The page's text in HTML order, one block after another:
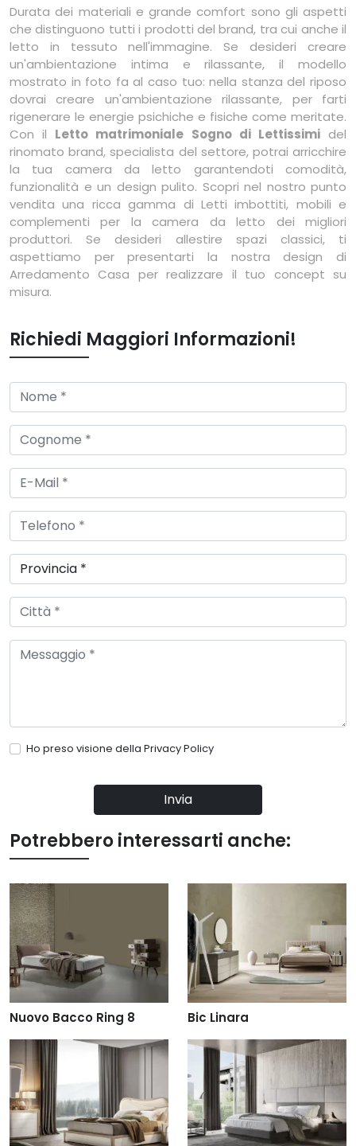
Durata dei materiali e grande comfort sono gli aspetti
che distinguono tutti i prodotti del brand, tra cui anche il
letto in tessuto nell'immagine. Se desideri creare
un'ambientazione intima e rilassante, il modello
mostrato in foto fa al caso tuo: nella stanza del riposo
dovrai creare un'ambientazione rilassante, per farti
rigenerare le energie psichiche e fisiche come meritate.
Con il Letto matrimoniale Sogno di Lettissimidel
rinomato brand, specialista del settore, potrai arricchire
la tua camera da letto garantendoti comodità,
funzionalità e un design pulito. Scopri nel nostro punto
vendita una ricca gamma di Letti imbottiti, mobili e
complementi per la camera da letto dei migliori
produttori. Se desideri allestire spazi classici, ti
aspettiamo per presentarti la nostra design di
Arredamento Casa per realizzare il tuo concept su
misura.
Richiedi Maggiori Informazioni!
Ho preso visione della Privacy Policy
Invia
Potrebbero interessarti anche:
Nuovo Bacco Ring 8 Bic Linara